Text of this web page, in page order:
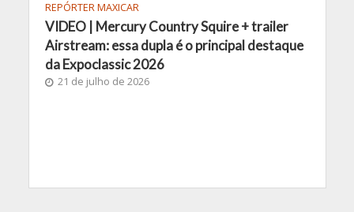
REPÓRTER MAXICAR
VIDEO | Mercury Country Squire + trailer
Airstream: essa dupla é o principal destaque
da Expoclassic 2026
21 de julho de 2026